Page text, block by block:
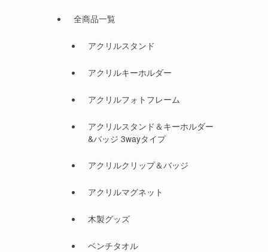
全商品一覧
アクリルスタンド
アクリルキーホルダー
アクリルフォトフレーム
アクリルスタンド＆キーホルダー
&バッジ 3wayタイプ
アクリルクリップ＆バッジ
アクリルマグネット
木製グッズ
ベンチタオル